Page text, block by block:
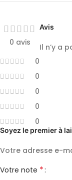
0 avis
0
0
0
0
0
Avis
Il n’y a
Soyez le premier à
Votre adresse e-
Votre note *